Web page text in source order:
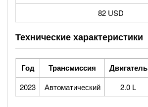
82 USD
Технические характеристики
Год Трансмиссия Двигатель
2023 Автоматический 2.0 L